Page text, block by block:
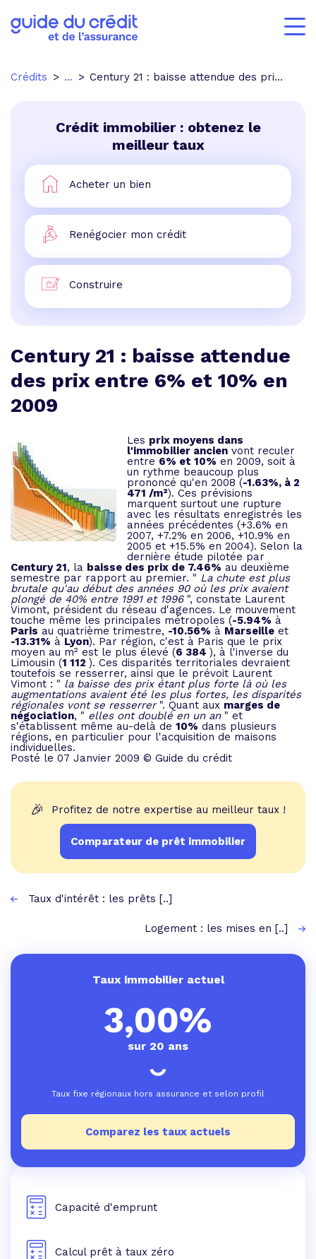
Crédits ... Century 21 : baisse attendue des prix entre 6% et 10% en 2009
Crédit immobilier : obtenez le
meilleur taux
Acheter un bien
Renégocier mon crédit
Construire
Century 21 : baisse attendue
des prix entre 6% et 10% en
2009
Les prix moyens dans
l'immobilier ancien vont reculer
entre 6% et 10% en 2009, soit à
un rythme beaucoup plus
prononcé qu'en 2008 (-1.63%, à 2
471 /m²). Ces prévisions
marquent surtout une rupture
avec les résultats enregistrés les
années précédentes (+3.6% en
2007, +7.2% en 2006, +10.9% en
2005 et +15.5% en 2004). Selon la
dernière étude pilotée par
Century 21, la baisse des prix de 7.46% au deuxième
semestre par rapport au premier. " La chute est plus
brutale qu'au début des années 90 où les prix avaient
plongé de 40% entre 1991 et 1996", constate Laurent
Vimont, président du réseau d'agences. Le mouvement
touche même les principales métropoles (-5.94% à
Paris au quatrième trimestre, -10.56% à Marseille et
-13.31% à Lyon). Par région, c'est à Paris que le prix
moyen au m² est le plus élevé (6 384  ), à l'inverse du
Limousin (1 112  ). Ces disparités territoriales devraient
toutefois se resserrer, ainsi que le prévoit Laurent
Vimont : " la baisse des prix étant plus forte là où les
augmentations avaient été les plus fortes, les disparités
régionales vont se resserrer". Quant aux marges de
négociation, " elles ont doublé en un an" et
s'établissent même au-delà de 10% dans plusieurs
régions, en particulier pour l'acquisition de maisons
individuelles.
Posté le 07 Janvier 2009 © Guide du crédit
🎉 Profitez de notre expertise au meilleur taux !
Comparateur de prêt immobilier
Taux d'intérêt : les prêts [..]
Logement : les mises en [..]
Taux immobilier actuel
3,00%
sur 20 ans
Taux fixe régionaux hors assurance et selon profil
Comparez les taux actuels
Capacité d'emprunt
Calcul prêt à taux zéro